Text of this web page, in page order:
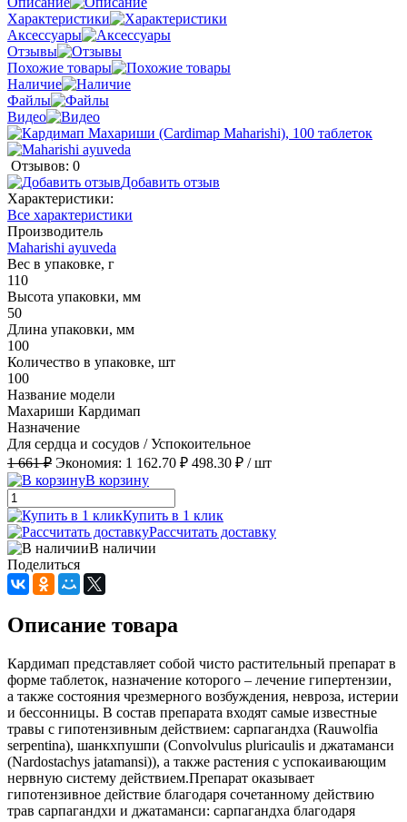
Характеристики
Аксессуары
Отзывы
Похожие товары
Наличие
Файлы
Видео
Отзывов: 0
Добавить отзыв
Характеристики:
Все характеристики
Производитель
Maharishi ayuveda
Вес в упаковке, г
110
Высота упаковки, мм
50
Длина упаковки, мм
100
Количество в упаковке, шт
100
Название модели
Махариши Кардимап
Назначение
Для сердца и сосудов / Успокоительное
1 661 ₽ Экономия: 1 162.70 ₽ 498.30 ₽ / шт
В корзину
Купить в 1 клик
Рассчитать доставку
В наличии
Поделиться
Описание товара
Кардимап представляет собой чисто растительный препарат в
форме таблеток, назначение которого – лечение гипертензии,
а также состояния чрезмерного возбуждения, невроза, истерии
и бессонницы. В состав препарата входят самые известные
травы с гипотензивным действием: сарпагандха (Rauwolfia
serpentina), шанкхпушпи (Convolvulus pluricaulis и джатаманси
(Nardostachys jatamansi)), а также растения с успокаивающим
нервную систему действием.Препарат оказывает
гипотензивное действие благодаря сочетанному действию
трав сарпагандхи и джатаманси: сарпагандха благодаря